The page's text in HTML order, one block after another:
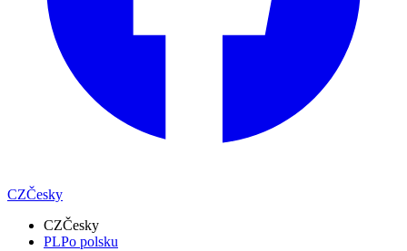
CZČesky
CZČesky
PLPo polsku